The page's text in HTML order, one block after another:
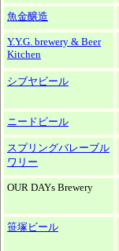
魚金醸造
Y.Y.G. brewery & Beer
Kitchen
シブヤビール
ニードビール
スプリングバレーブル
ワリー
OUR DAYs Brewery
笹塚ビール